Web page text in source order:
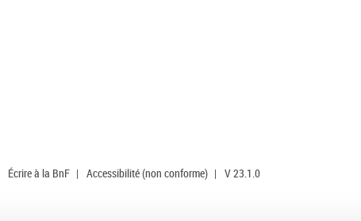
Écrire à la BnF | Accessibilité (non conforme) | V 23.1.0